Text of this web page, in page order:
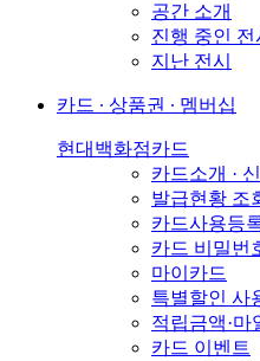
공간 소개
진행 중인 전
지난 전시
카드 ∙ 상품권 ∙ 멤버십
현대백화점카드
카드소개 ·
발급현황 조
카드사용등
카드 비밀번
마이카드
특별할인 사
적립금액·마
카드 이벤트